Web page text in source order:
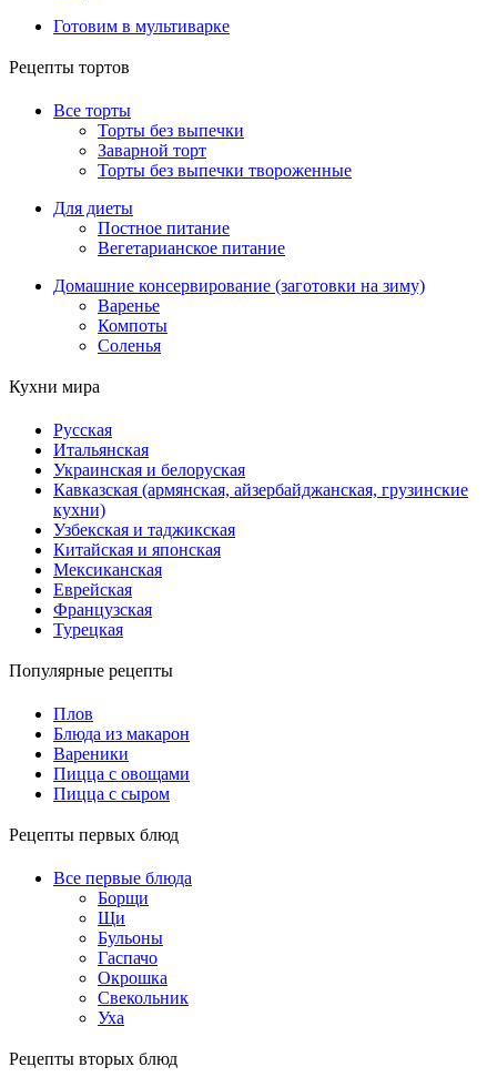
Готовим в мультиварке
Рецепты тортов
Все торты
Торты без выпечки
Заварной торт
Торты без выпечки твороженные
Для диеты
Постное питание
Вегетарианское питание
Домашние консервирование (заготовки на зиму)
Варенье
Компоты
Соленья
Кухни мира
Русская
Итальянская
Украинская и белоруская
Кавказская (армянская, айзербайджанская, грузинские
кухни)
Узбекская и таджикская
Китайская и японская
Мексиканская
Еврейская
Французская
Турецкая
Популярные рецепты
Плов
Блюда из макарон
Вареники
Пицца с овощами
Пицца с сыром
Рецепты первых блюд
Все первые блюда
Борщи
Щи
Бульоны
Гаспачо
Окрошка
Свекольник
Уха
Рецепты вторых блюд